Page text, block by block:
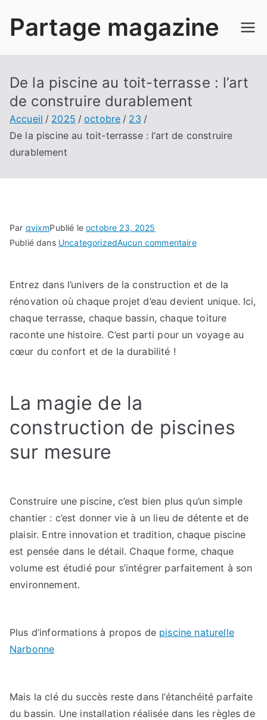
Partage magazine
De la piscine au toit-terrasse : l’art
de construire durablement
Accueil 2025 octobre
23
De la piscine au toit-terrasse : l’art de construire
durablement
Par qvixmPublié leoctobre 23, 2025
Publié dans UncategorizedAucun commentairesur
piscine
au
toit-
terrasse
Entrez dans l’univers de la construction et de la
rénovation où chaque projet d’eau devient unique. Ici,
chaque terrasse, chaque bassin, chaque toiture
raconte une histoire. C’est parti pour un voyage au
cœur du confort et de la durabilité !
La magie de la
construction de piscines
sur mesure
Construire une piscine, c’est bien plus qu’un simple
chantier : c’est donner vie à un lieu de détente et de
plaisir. Entre innovation et tradition, chaque piscine
est pensée dans le détail. Chaque forme, chaque
volume est étudié pour s’intégrer parfaitement à son
environnement.
Plus d’informations à propos de piscine naturelle
Narbonne
Mais la clé du succès reste dans l’étanchéité parfaite
du bassin. Une installation réalisée dans les règles de